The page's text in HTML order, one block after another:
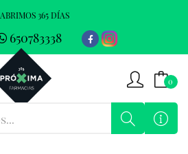
ABRIMOS 365 DÍAS
650783338
0